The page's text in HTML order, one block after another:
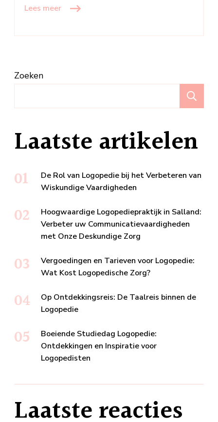
Lees meer
Zoeken
Laatste artikelen
De Rol van Logopedie bij het Verbeteren van
Wiskundige Vaardigheden
Hoogwaardige Logopediepraktijk in Salland:
Verbeter uw Communicatievaardigheden
met Onze Deskundige Zorg
Vergoedingen en Tarieven voor Logopedie:
Wat Kost Logopedische Zorg?
Op Ontdekkingsreis: De Taalreis binnen de
Logopedie
Boeiende Studiedag Logopedie:
Ontdekkingen en Inspiratie voor
Logopedisten
Laatste reacties